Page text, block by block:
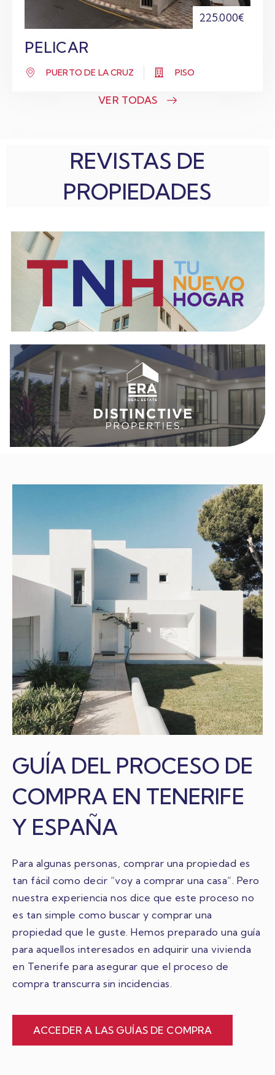
225.000€
PELICAR
PUERTO DE LA CRUZ PISO
VER TODAS
REVISTAS DE
PROPIEDADES
GUÍA DEL PROCESO DE
COMPRA EN TENERIFE
Y ESPAÑA
Para algunas personas, comprar una propiedad es
tan fácil como decir “voy a comprar una casa”. Pero
nuestra experiencia nos dice que este proceso no
es tan simple como buscar y comprar una
propiedad que le guste. Hemos preparado una guía
para aquellos interesados en adquirir una vivienda
en Tenerife para asegurar que el proceso de
compra transcurra sin incidencias.
ACCEDER A LAS GUÍAS DE COMPRA